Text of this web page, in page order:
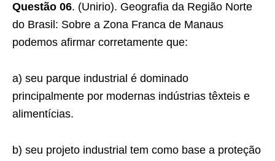
Questão 06. (Unirio). Geografia da Região Norte
do Brasil: Sobre a Zona Franca de Manaus
podemos afirmar corretamente que:
a) seu parque industrial é dominado
principalmente por modernas indústrias têxteis e
alimentícias.
b) seu projeto industrial tem como base a proteção